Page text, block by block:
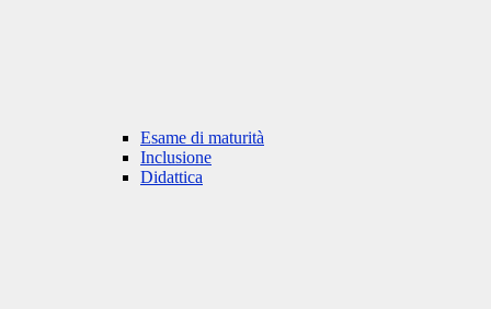
Esame di maturità
Inclusione
Didattica